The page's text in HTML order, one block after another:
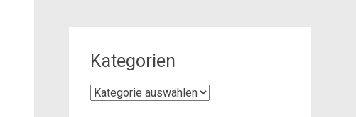
Kategorien
Kategorien